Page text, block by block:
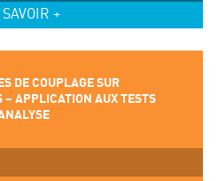
+
DE COUPLAGE SUR
– APPLICATION AUX TESTS